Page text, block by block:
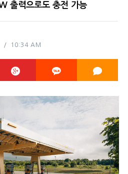
출력으로도 충전 가능
10:34 AM